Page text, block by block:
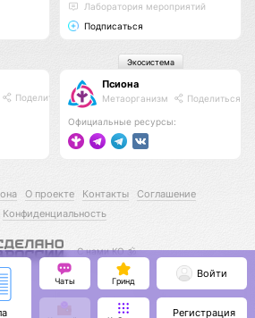
Лаборатория мероприятий
Подписаться
Поделиться
Псиона
Метаорганизм Поделиться
Официальные ресурсы:
Экосистема
О проекте Контакты
Соглашение
Конфиденциальность
С нами КО 🕉️
Чаты Гринд
Войти
Регистрация